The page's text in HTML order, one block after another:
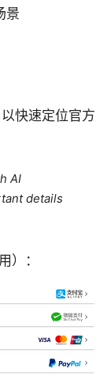
景
快速定位官方
AI
details
）：